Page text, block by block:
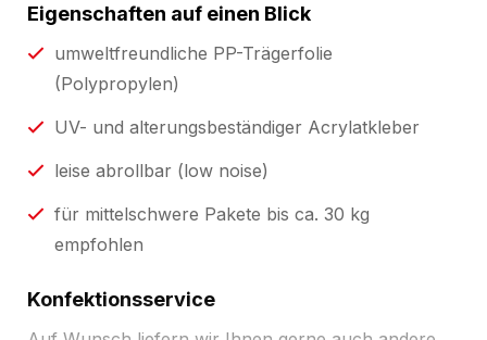
Eigenschaften auf einen Blick
umweltfreundliche PP-Trägerfolie
(Polypropylen)
UV- und alterungsbeständiger Acrylatkleber
leise abrollbar (low noise)
für mittelschwere Pakete bis ca. 30 kg
empfohlen
Konfektionsservice